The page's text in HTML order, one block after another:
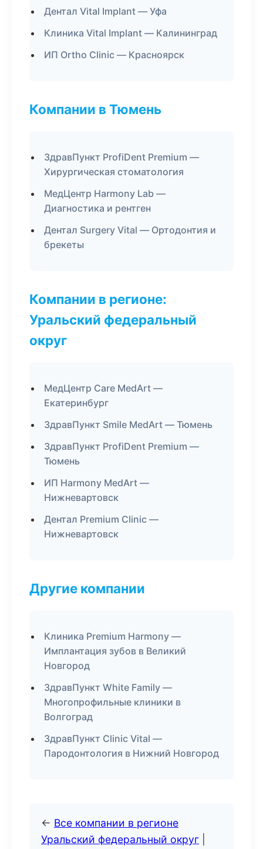
Дентал Vital Implant — Уфа
Клиника Vital Implant — Калининград
ИП Ortho Clinic — Красноярск
Компании в Тюмень
ЗдравПункт ProfiDent Premium —
Хирургическая стоматология
МедЦентр Harmony Lab —
Диагностика и рентген
Дентал Surgery Vital — Ортодонтия и
брекеты
Компании в регионе:
Уральский федеральный
округ
МедЦентр Care MedArt —
Екатеринбург
ЗдравПункт Smile MedArt — Тюмень
ЗдравПункт ProfiDent Premium —
Тюмень
ИП Harmony MedArt —
Нижневартовск
Дентал Premium Clinic —
Нижневартовск
Другие компании
Клиника Premium Harmony —
Имплантация зубов в Великий
Новгород
ЗдравПункт White Family —
Многопрофильные клиники в
Волгоград
ЗдравПункт Clinic Vital —
Пародонтология в Нижний Новгород
← Все компании в регионе
Уральский федеральный округ